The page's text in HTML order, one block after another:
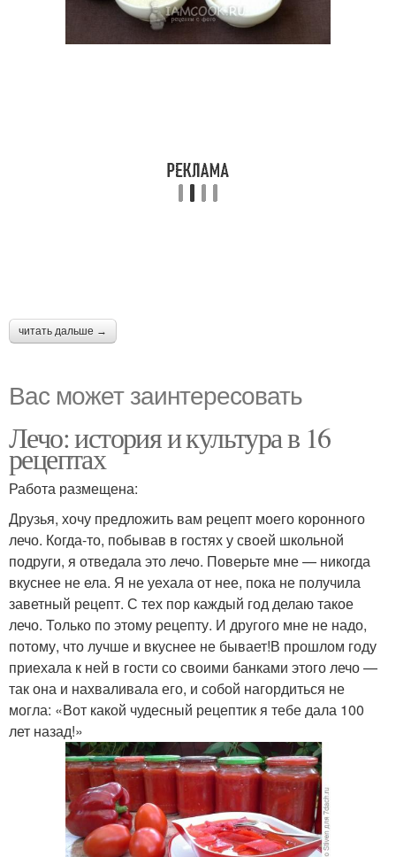
читать дальше →
Вас может заинтересовать
Лечо: история и культура в 16
рецептах
Работа размещена:
Друзья, хочу предложить вам рецепт моего коронного
лечо. Когда-то, побывав в гостях у своей школьной
подруги, я отведала это лечо. Поверьте мне — никогда
вкуснее не ела. Я не уехала от нее, пока не получила
заветный рецепт. С тех пор каждый год делаю такое
лечо. Только по этому рецепту. И другого мне не надо,
потому, что лучше и вкуснее не бывает!В прошлом году
приехала к ней в гости со своими банками этого лечо —
так она и нахваливала его, и собой нагордиться не
могла: «Вот какой чудесный рецептик я тебе дала 100
лет назад!»